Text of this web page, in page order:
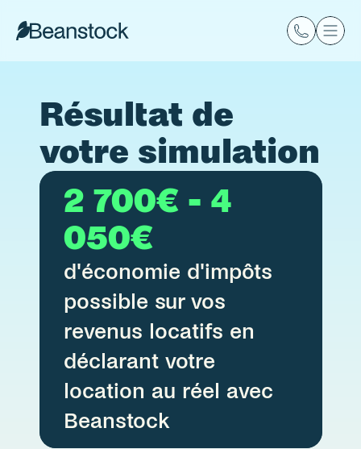
Résultat de
2 700€ - 4
050€
d'économie d'impôts
possible sur vos
revenus locatifs en
déclarant votre
location au réel avec
Beanstock